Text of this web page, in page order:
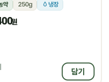
약 250g 냉장
원
담기